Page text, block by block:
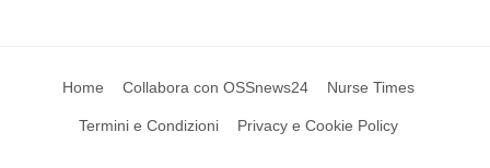
Home Collabora con OSSnews24 Nurse Times
Termini e Condizioni Privacy e Cookie Policy